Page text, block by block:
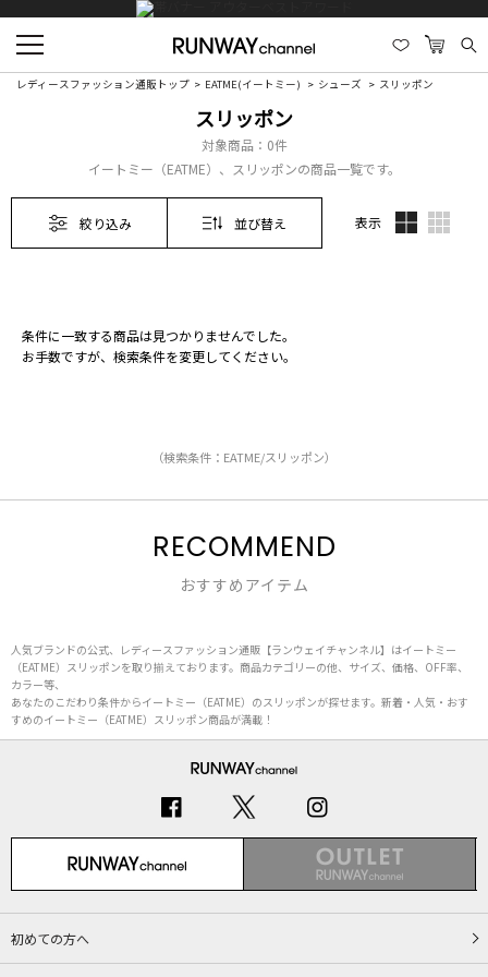
レディースファッション通販トップ EATME(イートミー) シューズ スリッポン
スリッポン
対象商品： 0件
イートミー（EATME）、スリッポンの商品一覧です。
絞り込み 並び替え 表示
条件に一致する商品は見つかりませんでした。
お手数ですが、検索条件を変更してください。
（検索条件：EATME/スリッポン）
RECOMMEND
おすすめアイテム
人気ブランドの公式、レディースファッション通販【ランウェイチャンネル】はイートミー
（EATME）スリッポンを取り揃えております。商品カテゴリーの他、サイズ、価格、OFF率、
カラー等、
あなたのこだわり条件からイートミー（EATME）のスリッポンが探せます。新着・人気・おす
すめのイートミー（EATME）スリッポン商品が満載！
初めての方へ